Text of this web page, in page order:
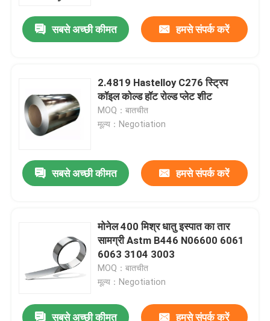
सबसे अच्छी कीमत हमसे संपर्क करें
2.4819 Hastelloy C276 स्ट्रिप
कॉइल कोल्ड हॉट रोल्ड प्लेट शीट
MOQ：बातचीत
मूल्य：Negotiation
सबसे अच्छी कीमत हमसे संपर्क करें
मोनेल 400 मिश्र धातु इस्पात का तार
सामग्री Astm B446 N06600 6061
6063 3104 3003
MOQ：बातचीत
मूल्य：Negotiation
सबसे अच्छी कीमत हमसे संपर्क करें